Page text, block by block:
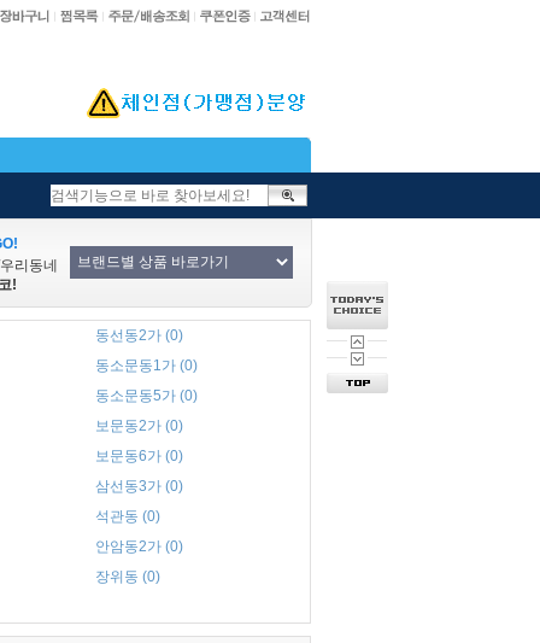
리동네
!
동선동2가 (0)
동소문동1가 (0)
동소문동5가 (0)
보문동2가 (0)
보문동6가 (0)
삼선동3가 (0)
석관동 (0)
안암동2가 (0)
장위동 (0)